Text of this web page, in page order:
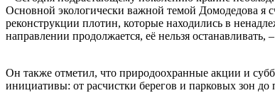
Основной экологически важной темой Домодедова я
реконструкции плотин, которые находились в
направлении продолжается, её нельзя
Он также отметил, что природоохранные акции и
инициативы: от расчистки берегов и парковых зон до